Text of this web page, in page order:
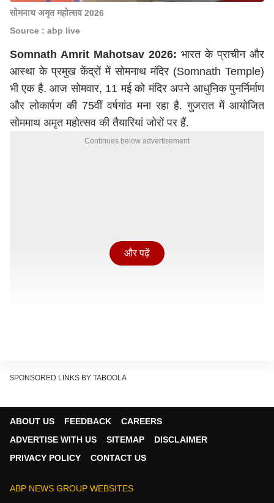
सोमनाथ अमृत महोत्सव 2026
Source : abp live
Somnath Amrit Mahotsav 2026: भारत के प्राचीन और
आस्था के प्रमुख केंद्रों में सोमनाथ मंदिर (Somnath Temple)
भी एक है. आज सोमवार, 11 मई को मंदिर अपने आधुनिक पुनर्निर्माण
और लोकार्पण की 75वीं वर्षगांठ मना रहा है. गुजरात में आयोजित
सोममाथ अमृत महोत्सव की तैयारियां जोरों पर हैं.
Continues below advertisement
जाता है. मान्यता है कि इससे मंदिर की आध्यात्मिक ऊर्जा और दिव्यता
और पढ़ें
SPONSORED LINKS BY TABOOLA
ABOUT US FEEDBACK
CAREERS
ADVERTISE WITH US
SITEMAP
DISCLAIMER
PRIVACY POLICY
CONTACT US
ABP NEWS GROUP WEBSITES